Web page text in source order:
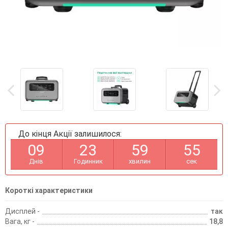
До кінця Акції залишилося:
09
Днів
23
Годинник
59
хвилин
55
сек
Короткі характеристики
Дисплей -
так
Вага, кг -
18,8